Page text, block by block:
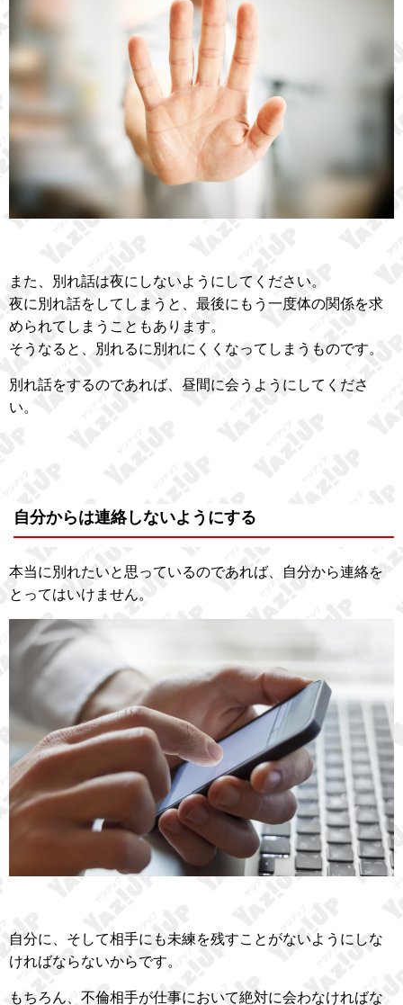
また、別れ話は夜にしないようにしてください。
夜に別れ話をしてしまうと、最後にもう一度体の関係を求
められてしまうこともあります。
そうなると、別れるに別れにくくなってしまうものです。
別れ話をするのであれば、昼間に会うようにしてくださ
い。
自分からは連絡しないようにする
本当に別れたいと思っているのであれば、自分から連絡を
とってはいけません。
自分に、そして相手にも未練を残すことがないようにしな
ければならないからです。
もちろん、不倫相手が仕事において絶対に会わなければな